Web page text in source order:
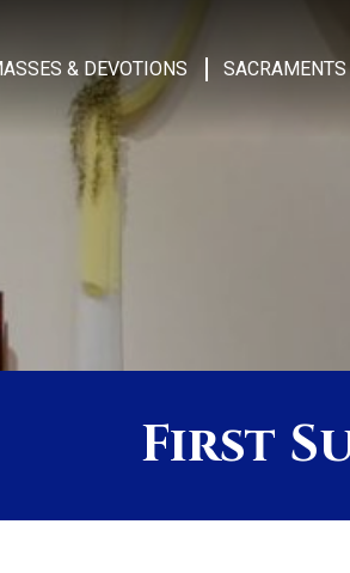
& DEVOTIONS SACRAMENTS
First